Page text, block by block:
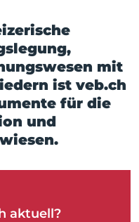
mit
ist veb.ch
für die
und
aktuell?